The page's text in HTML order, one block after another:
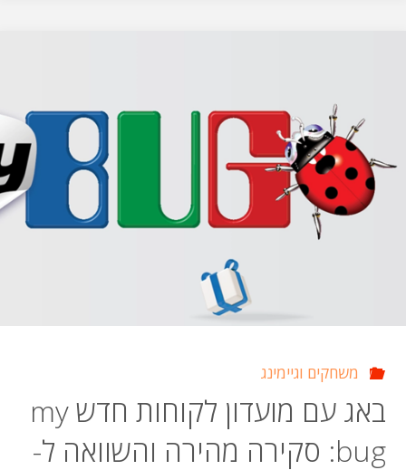
משחקים וגיימינג
באג עם מועדון לקוחות חדש my
bug: סקירה מהירה והשוואה ל-